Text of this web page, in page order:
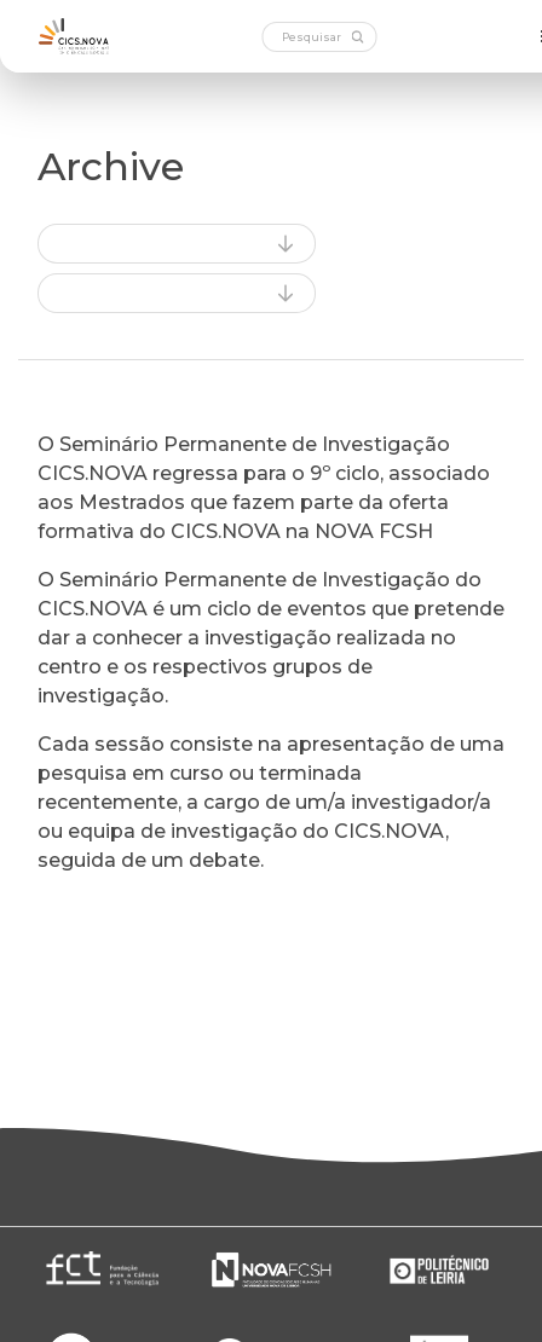
Archive
O Seminário Permanente de Investigação
CICS.NOVA regressa para o 9º ciclo, associado
aos Mestrados que fazem parte da oferta
formativa do CICS.NOVA na NOVA FCSH
O Seminário Permanente de Investigação do
CICS.NOVA é um ciclo de eventos que pretende
dar a conhecer a investigação realizada no
centro e os respectivos grupos de
investigação.
Cada sessão consiste na apresentação de uma
pesquisa em curso ou terminada
recentemente, a cargo de um/a investigador/a
ou equipa de investigação do CICS.NOVA,
seguida de um debate.